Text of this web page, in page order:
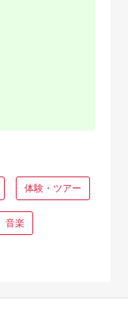
体験・ツアー
音楽